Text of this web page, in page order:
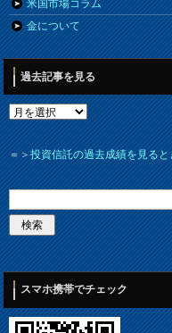
米国市場コラム
金について
過去記事を見る
＝＞投資信託の過去成績を見る
スマホ携帯でチェック